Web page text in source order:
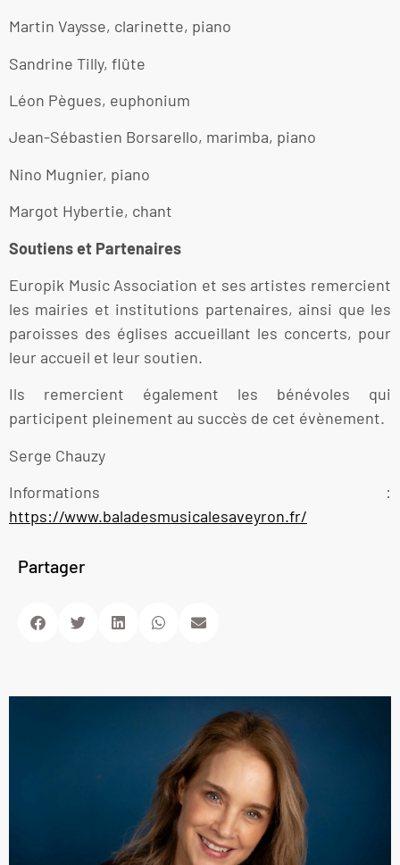
Martin Vaysse, clarinette, piano
Sandrine Tilly, flûte
Léon Pègues, euphonium
Jean-Sébastien Borsarello, marimba, piano
Nino Mugnier, piano
Margot Hybertie, chant
Soutiens et Partenaires
Europik Music Association et ses artistes remercient
les mairies et institutions partenaires, ainsi que les
paroisses des églises accueillant les concerts, pour
leur accueil et leur soutien.
Ils remercient également les bénévoles qui
participent pleinement au succès de cet évènement.
Serge Chauzy
Informations :
https://www.baladesmusicalesaveyron.fr/
Partager